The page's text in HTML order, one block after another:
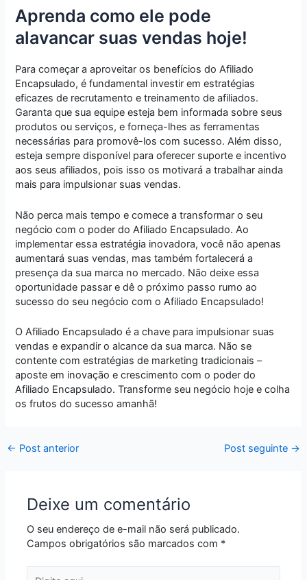
Aprenda como ele pode
alavancar suas vendas hoje!
Para começar a aproveitar os benefícios do Afiliado
Encapsulado, é fundamental investir em estratégias
eficazes de recrutamento e treinamento de afiliados.
Garanta que sua equipe esteja bem informada sobre seus
produtos ou serviços, e forneça-lhes as ferramentas
necessárias para promovê-los com sucesso. Além disso,
esteja sempre disponível para oferecer suporte e incentivo
aos seus afiliados, pois isso os motivará a trabalhar ainda
mais para impulsionar suas vendas.
Não perca mais tempo e comece a transformar o seu
negócio com o poder do Afiliado Encapsulado. Ao
implementar essa estratégia inovadora, você não apenas
aumentará suas vendas, mas também fortalecerá a
presença da sua marca no mercado. Não deixe essa
oportunidade passar e dê o próximo passo rumo ao
sucesso do seu negócio com o Afiliado Encapsulado!
O Afiliado Encapsulado é a chave para impulsionar suas
vendas e expandir o alcance da sua marca. Não se
contente com estratégias de marketing tradicionais –
aposte em inovação e crescimento com o poder do
Afiliado Encapsulado. Transforme seu negócio hoje e colha
os frutos do sucesso amanhã!
← Post anterior Post seguinte →
Deixe um comentário
O seu endereço de e-mail não será publicado.
Campos obrigatórios são marcados com *